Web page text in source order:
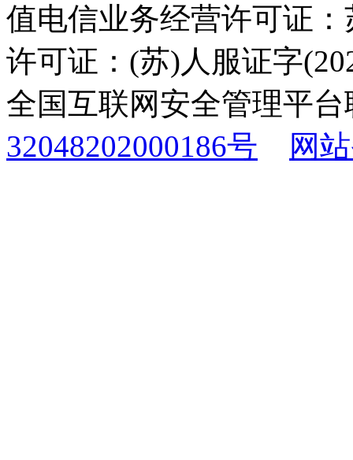
值电信业务经营许可证
许可证：(苏)人服证字
全国互联网安全管理平
32048202000186号
网